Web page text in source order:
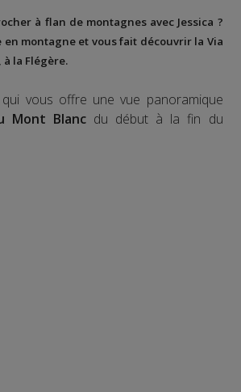
à flan de montagnes avec Jessica ?
en montagne et vous fait découvrir la Via
, à la Flégère.
qui vous offre une vue panoramique
Mont Blancdu début à la fin du